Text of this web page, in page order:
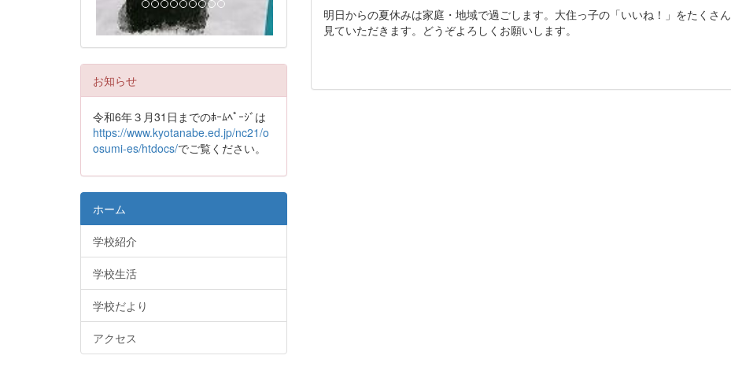
明日からの夏休みは家庭・地域で過ごします。大住っ子の「いいね！」をたくさん
見ていただきます。どうぞよろしくお願いします。
お知らせ
令和6年３月31日までのﾎｰﾑﾍﾟｰｼﾞは
https://www.kyotanabe.ed.jp/nc21/o
osumi-es/htdocs/でご覧ください。
ホーム
学校紹介
学校生活
学校だより
アクセス